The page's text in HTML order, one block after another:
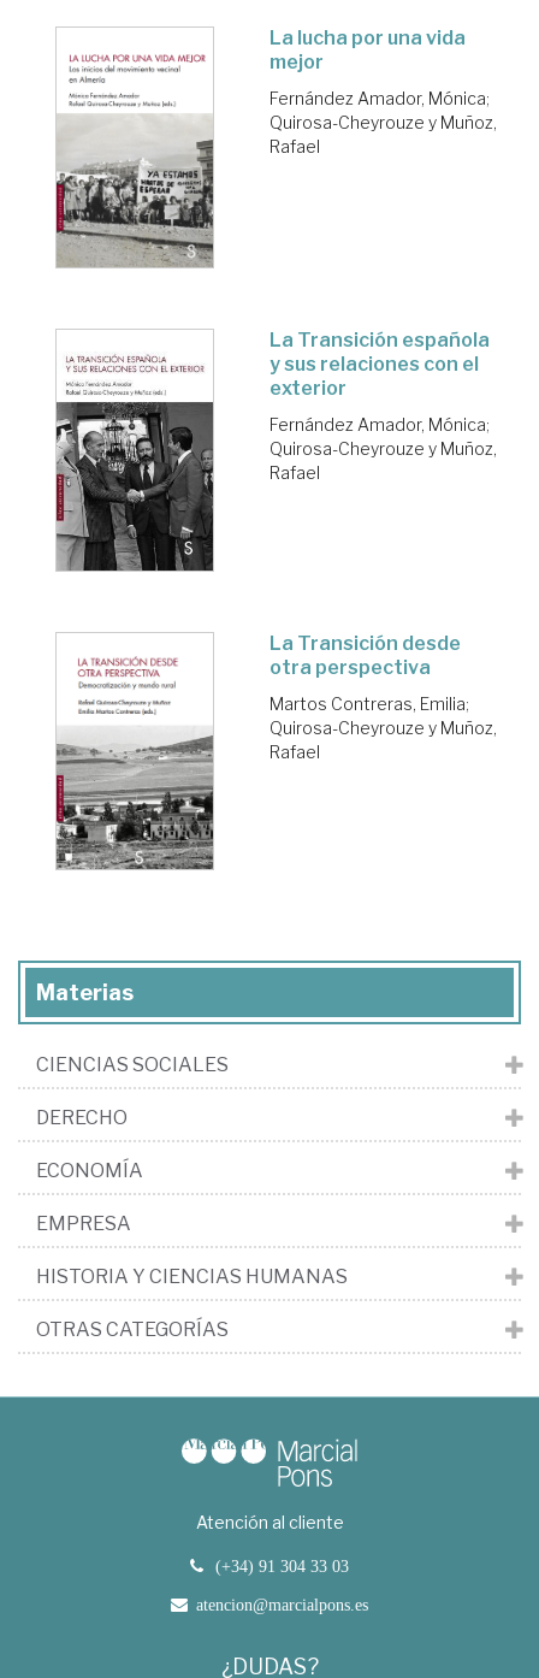
La lucha por una vida
mejor
Fernández Amador, Mónica;
Quirosa-Cheyrouze y Muñoz,
Rafael
La Transición española
y sus relaciones con el
exterior
Fernández Amador, Mónica;
Quirosa-Cheyrouze y Muñoz,
Rafael
La Transición desde
otra perspectiva
Martos Contreras, Emilia;
Quirosa-Cheyrouze y Muñoz,
Rafael
Materias
CIENCIAS SOCIALES
DERECHO
ECONOMÍA
EMPRESA
HISTORIA Y CIENCIAS HUMANAS
OTRAS CATEGORÍAS
Atención al cliente
(+34) 91 304 33 03
atencion@marcialpons.es
¿DUDAS?